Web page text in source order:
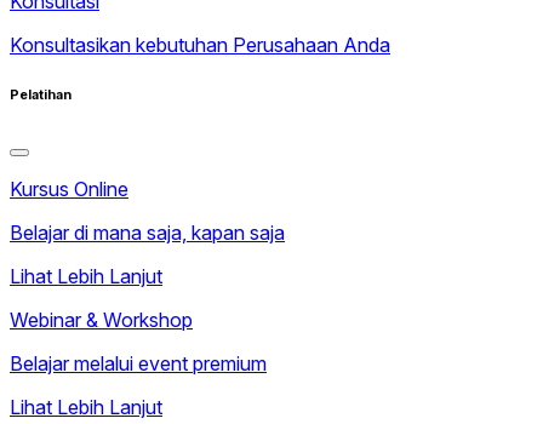
Konsultasikan kebutuhan Perusahaan Anda
Pelatihan
Kursus Online
Belajar di mana saja, kapan saja
Lihat Lebih Lanjut
Webinar & Workshop
Belajar melalui event premium
Lihat Lebih Lanjut